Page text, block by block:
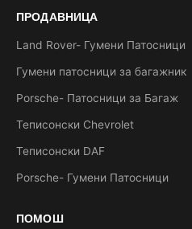
ПРОДАВНИЦА
Land Rover- Гумени Патосници
Гумени патосници за багажник
Porsche- Патосници за Багаж
Теписонски Chevrolet
Теписонски DAF
Porsche- Гумени Патосници
ПОМОШ